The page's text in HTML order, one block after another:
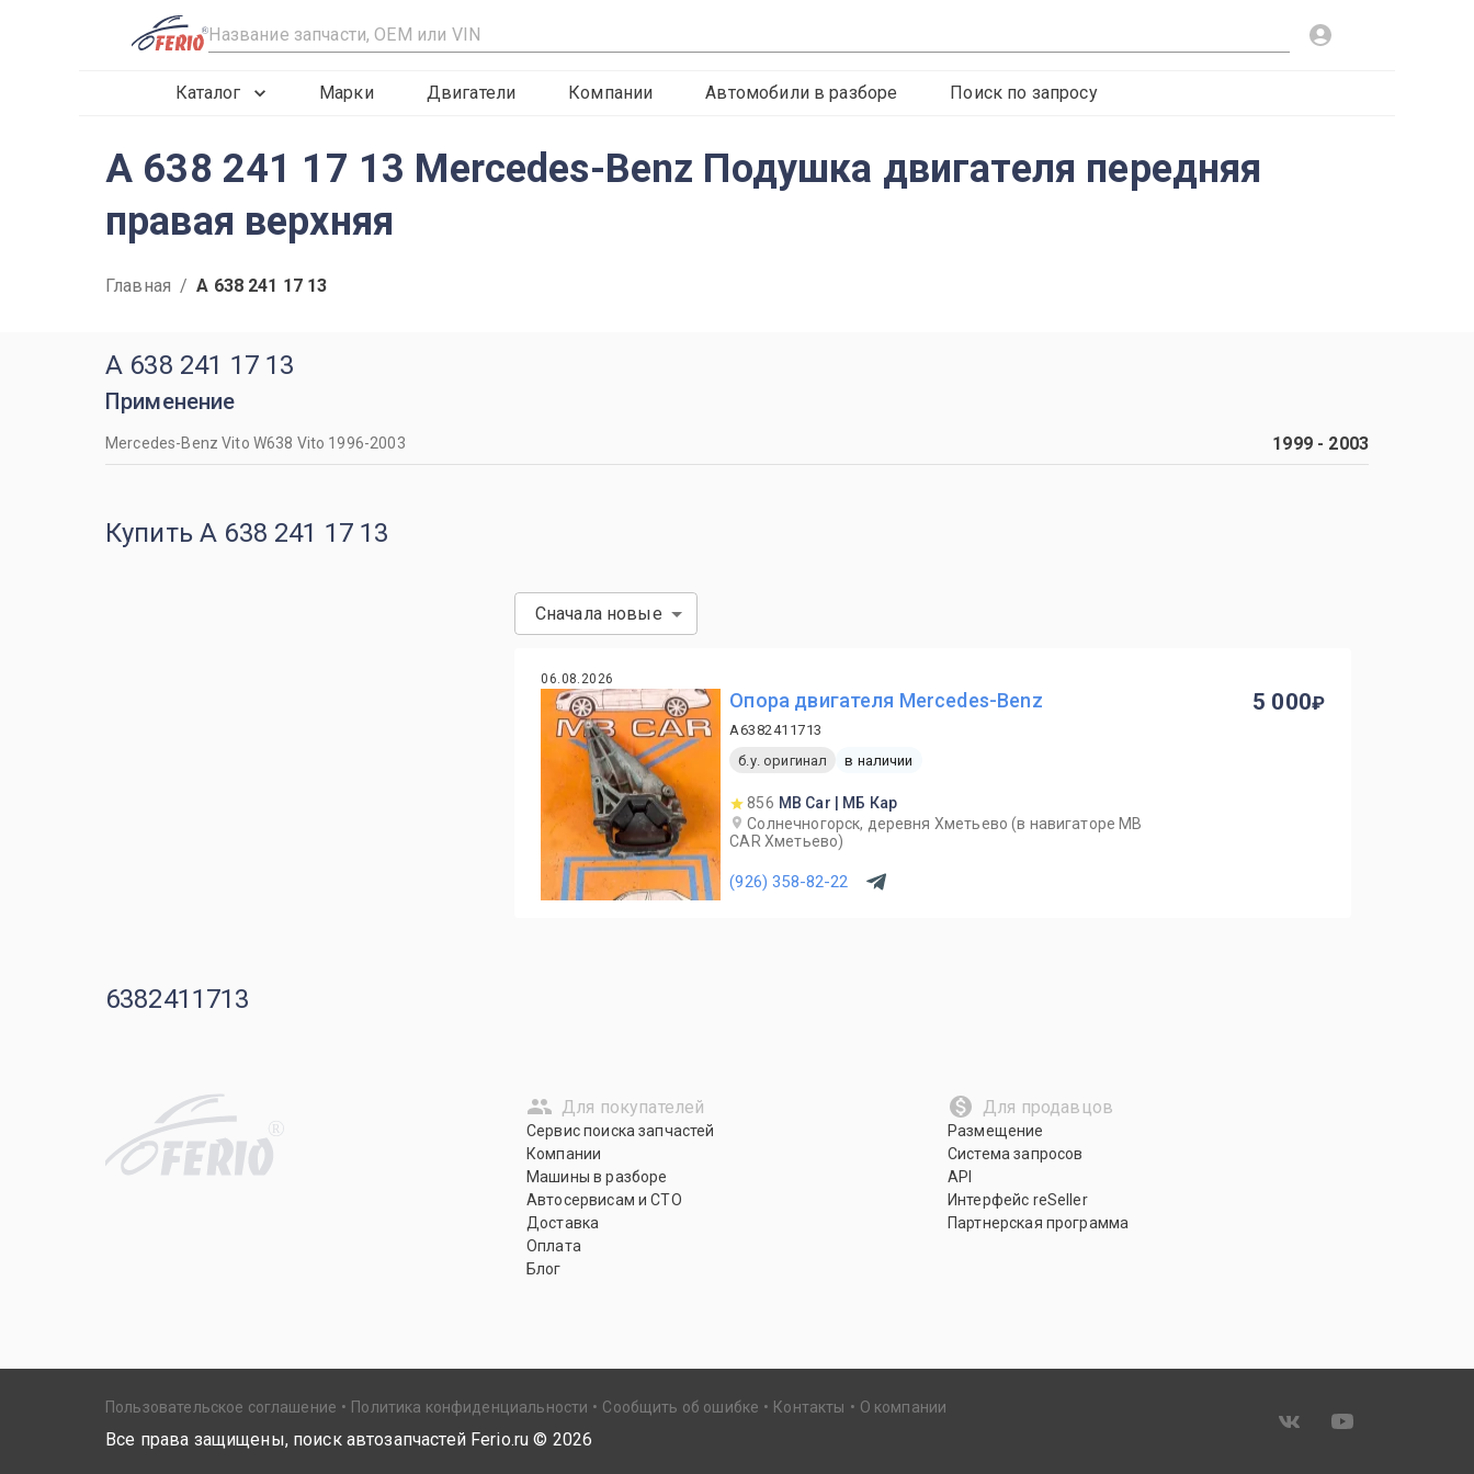
R
Каталог Марки Двигатели Компании Автомобили в разборе Поиск по запросу
A 638 241 17 13 Mercedes-Benz Подушка двигателя передняя
правая верхняя
Главная / A 638 241 17 13
A 638 241 17 13
Применение
Mercedes-Benz Vito W638 Vito 1996-2003 1999- 2003
Купить A 638 241 17 13
Сначала новые
06.08.2026
Опора двигателя Mercedes-Benz
A6382411713
б.у. оригинал
в наличии
856 MB Car | МБ Кар
Солнечногорск, деревня Хметьево (в навигаторе MB
CAR Хметьево)
(926) 358-82-22
5 000
6382411713
R
Для покупателей
Сервис поиска запчастей
Компании
Машины в разборе
Автосервисам и СТО
Доставка
Оплата
Блог
Для продавцов
Размещение
Система запросов
API
Интерфейс reSeller
Партнерская программа
Пользовательское соглашение Политика конфиденциальности Сообщить об ошибке Контакты О компании
Все права защищены, поиск автозапчастей Ferio.ru © 2026